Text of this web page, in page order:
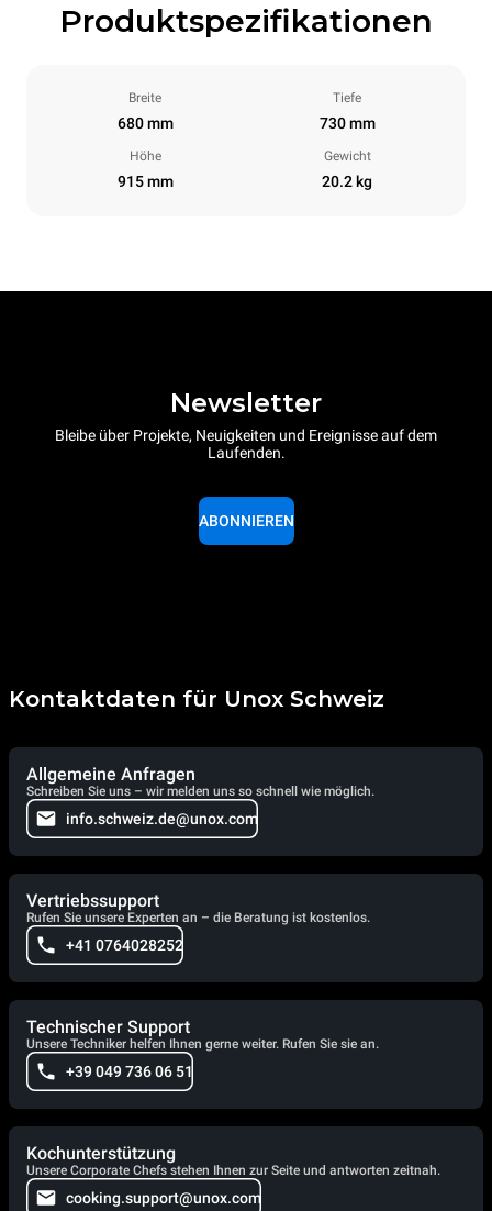
Produktspezifikationen
Breite
680 mm
Tiefe
730 mm
Höhe
915 mm
Gewicht
20.2 kg
Newsletter
Bleibe über Projekte, Neuigkeiten und Ereignisse auf dem
Laufenden.
ABONNIEREN
Kontaktdaten für Unox Schweiz
Allgemeine Anfragen
Schreiben Sie uns – wir melden uns so schnell wie möglich.
info.schweiz.de@unox.com
Vertriebssupport
Rufen Sie unsere Experten an – die Beratung ist kostenlos.
+41 0764028252
Technischer Support
Unsere Techniker helfen Ihnen gerne weiter. Rufen Sie sie an.
+39 049 736 06 51
Kochunterstützung
Unsere Corporate Chefs stehen Ihnen zur Seite und antworten zeitnah.
cooking.support@unox.com